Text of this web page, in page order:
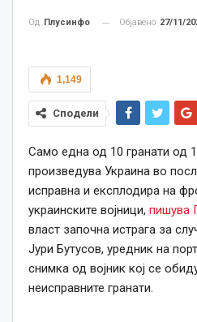
Од Плусинфо Објавено 27/11/
1,149
Сподели
Само една од 10 гранати од
произведува Украина во
исправна и експлодира на
украинските војници, пишува
власт започна истрага за
Јури Бутусов, уредник на
снимка од војник кој се
неисправните гранати.